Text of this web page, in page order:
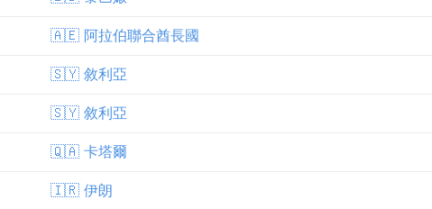
🇦🇪 阿拉伯聯合酋長國
🇸🇾 敘利亞
🇸🇾 敘利亞
🇶🇦 卡塔爾
🇮🇷 伊朗